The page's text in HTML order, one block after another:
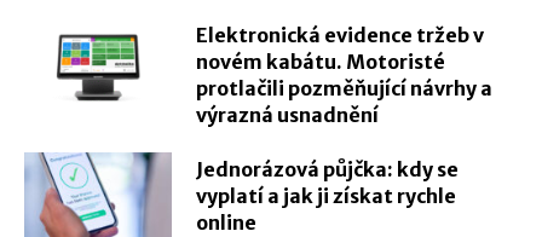
Elektronická evidence tržeb v
novém kabátu. Motoristé
protlačili pozměňující návrhy a
výrazná usnadnění
Jednorázová půjčka: kdy se
vyplatí a jak ji získat rychle
online